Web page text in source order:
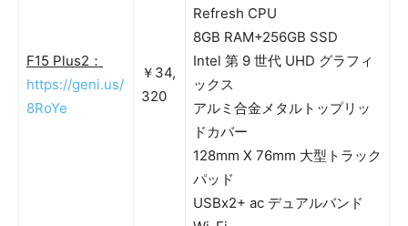
F15 Plus2：
https://geni.us/
8RoYe
￥34,
320
Refresh CPU
8GB RAM+256GB SSD
Intel 第 9 世代 UHD グラフィ
ックス
アルミ合金メタルトップリッ
ドカバー
128mm X 76mm 大型トラック
パッド
USBx2+ ac デュアルバンド